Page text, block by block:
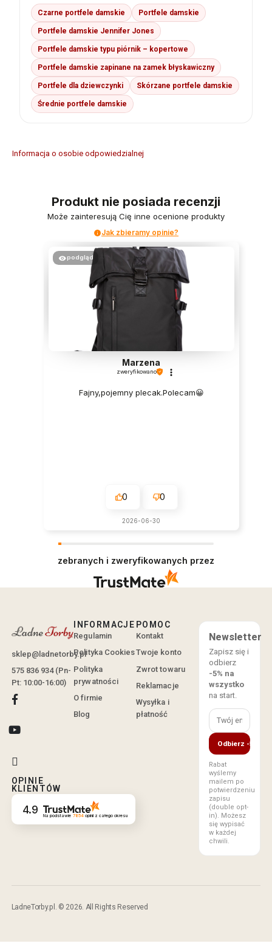
Czarne portfele damskie Portfele damskie
Portfele damskie Jennifer Jones
Portfele damskie typu piórnik – kopertowe
Portfele damskie zapinane na zamek błyskawiczny
Portfele dla dziewczynki Skórzane portfele damskie
Średnie portfele damskie
Informacja o osobie odpowiedzialnej
Produkt nie posiada recenzji
Może zainteresują Cię inne ocenione produkty
Jak zbieramy opinie?
podgląd
Marzena
zweryfikowano
Fajny,pojemny plecak.Polecam😀
0 0
2026-06-30
zebranych i zweryfikowanych przez
sklep@ladnetorby.pl
575 836 934 (Pn-
Pt: 10:00-16:00)
OPINIE
KLIENTÓW
4.9 Na podstawie 7854opinii z całego okresu
INFORMACJE
Regulamin
Polityka Cookies
Polityka
prywatności
O firmie
Blog
POMOC
Kontakt
Twoje konto
Zwrot towaru
Reklamacje
Wysyłka i
płatność
Newsletter
Zapisz się i
odbierz
-5% na
wszystko
na start.
Odbierz -5%
Rabat
wyślemy
mailem po
potwierdzeniu
zapisu
(double opt-
in). Możesz
się wypisać
w każdej
chwili.
LadneTorby.pl. © 2026. All Rights Reserved